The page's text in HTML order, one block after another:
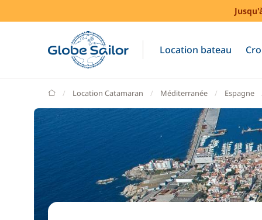
Location bateau
GlobeSailor
Location Catamaran Méditerranée Espagne